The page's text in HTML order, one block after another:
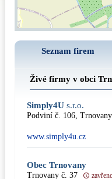
Seznam firem
Živé firmy v obci
Simply4U s.r.o.
Podviní č. 106, Trnovany
www.simply4u.cz
Obec Trnovany
Trnovany č. 37